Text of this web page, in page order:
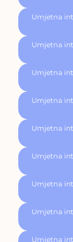
Umjetna
Umjetna
Umjetna
Umjetna
Umjetna
Umjetna
Umjetna
Umjetna
Umjetna